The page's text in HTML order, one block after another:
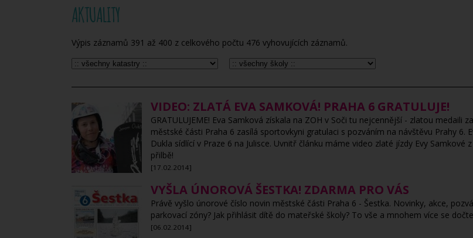
AKTUALITY
Výpis záznamů 391 až 400 z celkového počtu 476 vyhovujících záznamů.
VIDEO: ZLATÁ EVA SAMKOVÁ! PRAHA 6 GRATULUJE!
GRATULUJEME! Eva Samková získala na ZOH v Soči tu nejcennější - zlatou
městské části Praha 6 zasílá sportovkyni gratulaci s pozváním na návštěvu Prahy
Dukla sídlící v Praze 6 na Julisce. Uvnitř článku máme video zlaté jízdy Evy
přilbě!
[17.02.2014]
VYŠLA ÚNOROVÁ ŠESTKA! ZDARMA PRO VÁS
Právě vyšlo únorové číslo novin městské části Praha 6 - Šestka. Novinky, akce,
parkovací zóny? Jak přihlásit dítě do mateřské školy? To vše a mnohem více se
[06.02.2014]